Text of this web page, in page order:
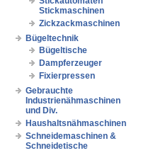
Stickmaschinen
Zickzackmaschinen
Bügeltechnik
Bügeltische
Dampferzeuger
Fixierpressen
Gebrauchte
Industrienähmaschinen
und Div.
Haushaltsnähmaschinen
Schneidemaschinen &
Schneidetische